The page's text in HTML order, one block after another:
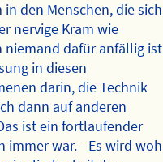
den Menschen, die sich
nervige Kram wie
niemand dafür anfällig
in diesen
darin, die Technik
dann auf anderen
ist ein fortlaufender
immer war. - Es wird